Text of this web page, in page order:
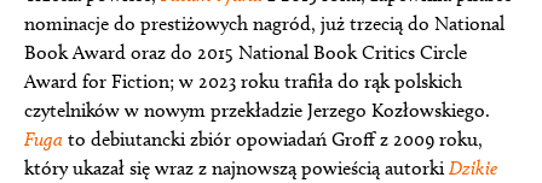
nominacje do prestiżowych nagród, już trzecią do National
Book Award oraz do 2015 National Book Critics Circle
Award for Fiction; w 2023 roku trafiła do rąk polskich
czytelników w nowym przekładzie Jerzego Kozłowskiego.
Fuga to debiutancki zbiór opowiadań Groff z 2009 roku,
który ukazał się wraz z najnowszą powieścią autorki Dzikie